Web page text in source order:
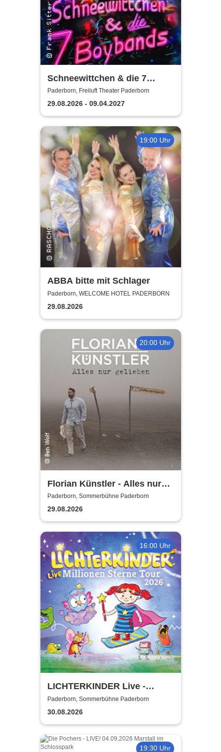
Schneewittchen & die 7
Boybands - das 90er Jahre
Musical | THEATERHITS
Paderborn, Freiluft Theater Paderborn
29.08.2026 - 09.04.2027
19:00 Uhr
ABBA bitte mit Schlager
Paderborn, WELCOME HOTEL PADERBORN
29.08.2026
20:00 Uhr
Florian Künstler - Alles nur
geliehen - Tour 2026/2027
Paderborn, Sommerbühne Paderborn
29.08.2026
16:00 Uhr
LICHTERKINDER Live -
Millionen Sterne Tour 2026
Paderborn, Sommerbühne Paderborn
30.08.2026
19:30 Uhr